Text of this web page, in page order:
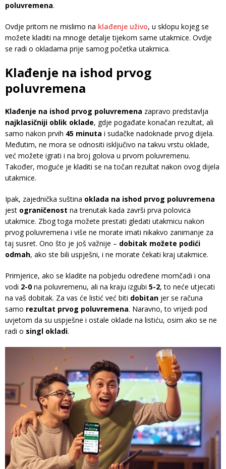
poluvremena.
Ovdje pritom ne mislimo na klađenje uživo, u sklopu kojeg se
možete kladiti na mnoge detalje tijekom same utakmice. Ovdje
se radi o okladama prije samog početka utakmica.
Klađenje na ishod prvog
poluvremena
Klađenje na ishod prvog poluvremena zapravo predstavlja
najklasičniji oblik oklade, gdje pogađate konačan rezultat, ali
samo nakon prvih 45 minuta i sudačke nadoknade prvog dijela.
Međutim, ne mora se odnositi isključivo na takvu vrstu oklade,
već možete igrati i na broj golova u prvom poluvremenu.
Također, moguće je kladiti se na točan rezultat nakon ovog dijela
utakmice.
Ipak, zajednička suština oklada na ishod prvog poluvremena
jest ograničenost na trenutak kada završi prva polovica
utakmice. Zbog toga možete prestati gledati utakmicu nakon
prvog poluvremena i više ne morate imati nikakvo zanimanje za
taj susret. Ono što je još važnije – dobitak možete podići
odmah, ako ste bili uspješni, i ne morate čekati kraj utakmice.
Primjerice, ako se kladite na pobjedu određene momčadi i ona
vodi 2-0 na poluvremenu, ali na kraju izgubi 5-2, to neće utjecati
na vaš dobitak. Za vas će listić već biti dobitan jer se računa
samo rezultat prvog poluvremena. Naravno, to vrijedi pod
uvjetom da su uspješne i ostale oklade na listiću, osim ako se ne
radi o singl okladi.